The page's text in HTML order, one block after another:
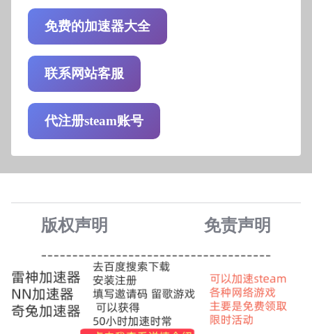
免费的加速器大全
联系网站客服
代注册steam账号
版权声明 免责声明